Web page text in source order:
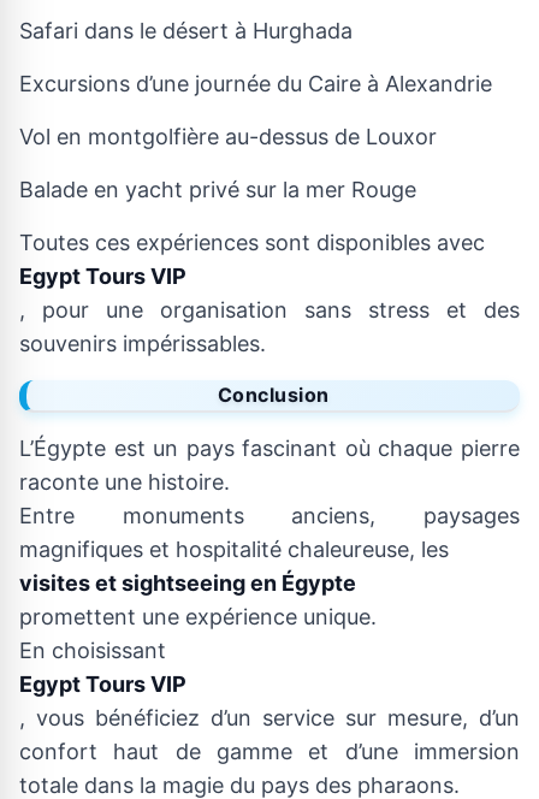
Safari dans le désert à Hurghada
Excursions d’une journée du Caire à Alexandrie
Vol en montgolfière au-dessus de Louxor
Balade en yacht privé sur la mer Rouge
Toutes ces expériences sont disponibles avec
Egypt Tours VIP
, pour une organisation sans stress et des
souvenirs impérissables.
Conclusion
L’Égypte est un pays fascinant où chaque pierre
raconte une histoire.
Entre monuments anciens, paysages
magnifiques et hospitalité chaleureuse, les
visites et sightseeing en Égypte
promettent une expérience unique.
En choisissant
Egypt Tours VIP
, vous bénéficiez d’un service sur mesure, d’un
confort haut de gamme et d’une immersion
totale dans la magie du pays des pharaons.